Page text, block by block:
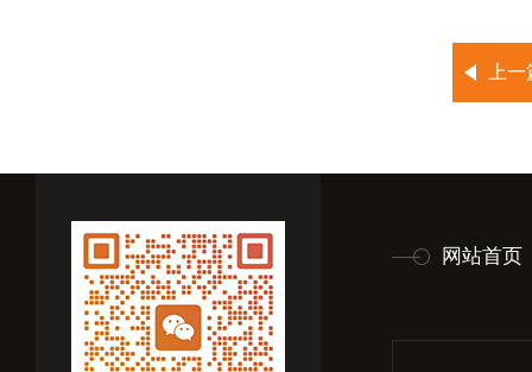
上
网站首页